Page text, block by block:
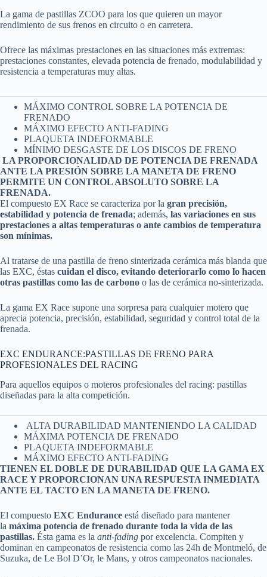
La gama de pastillas ZCOO para los que quieren un mayor
rendimiento de sus frenos en circuito o en carretera.
Ofrece las máximas prestaciones en las situaciones más extremas:
prestaciones constantes, elevada potencia de frenado, modulabilidad y
resistencia a temperaturas muy altas.
MÁXIMO CONTROL SOBRE LA POTENCIA DE
FRENADO
MÁXIMO EFECTO ANTI-FADING
PLAQUETA INDEFORMABLE
MÍNIMO DESGASTE DE LOS DISCOS DE FRENO
LA PROPORCIONALIDAD DE POTENCIA DE FRENADA
ANTE LA PRESIÓN SOBRE LA MANETA DE FRENO
PERMITE UN CONTROL ABSOLUTO SOBRE LA
FRENADA.
El compuesto EX Race se caracteriza por la gran precisión,
estabilidad y potencia de frenada; además, las variaciones en sus
prestaciones a altas temperaturas o ante cambios de temperatura
son mínimas.
Al tratarse de una pastilla de freno sinterizada cerámica más blanda que
las EXC, éstas cuidan el disco, evitando deteriorarlo como lo hacen
otras pastillas como las de carbono o las de cerámica no-sinterizada.
La gama EX Race supone una sorpresa para cualquier motero que
aprecia potencia, precisión, estabilidad, seguridad y control total de la
frenada.
EXC ENDURANCE:PASTILLAS DE FRENO PARA
PROFESIONALES DEL RACING
Para aquellos equipos o moteros profesionales del racing: pastillas
diseñadas para la alta competición.
ALTA DURABILIDAD MANTENIENDO LA CALIDAD
MÁXIMA POTENCIA DE FRENADO
PLAQUETA INDEFORMABLE
MÁXIMO EFECTO ANTI-FADING
TIENEN EL DOBLE DE DURABILIDAD QUE LA GAMA EX
RACE Y PROPORCIONAN UNA RESPUESTA INMEDIATA
ANTE EL TACTO EN LA MANETA DE FRENO.
El compuesto EXC Endurance está diseñado para mantener
la máxima potencia de frenado durante toda la vida de las
pastillas. Ésta gama es la anti-fading por excelencia. Compiten y
dominan en campeonatos de resistencia como las 24h de Montmeló, de
Suzuka, de Le Bol D’Or, le Mans, y otros campeonatos nacionales.